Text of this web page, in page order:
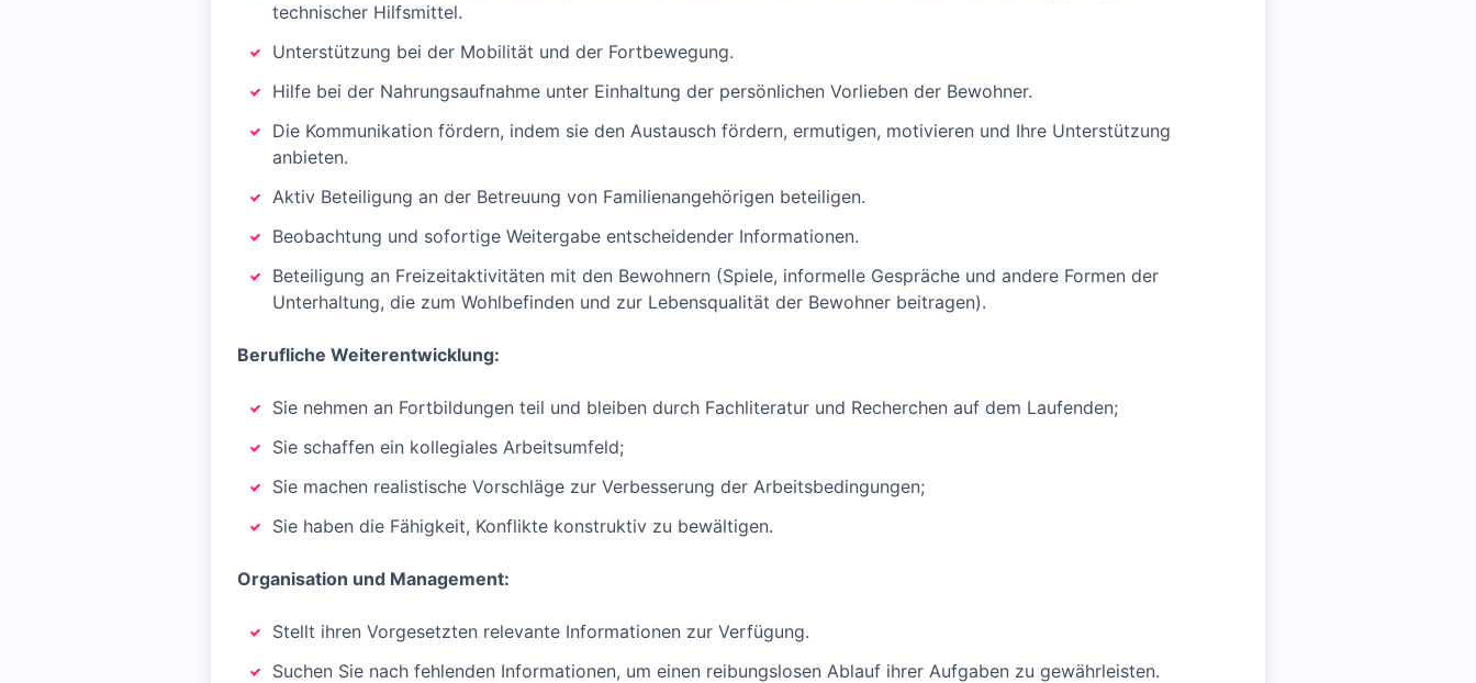
technischer Hilfsmittel.
Unterstützung bei der Mobilität und der Fortbewegung.
Hilfe bei der Nahrungsaufnahme unter Einhaltung der persönlichen Vorlieben der Bewohner.
Die Kommunikation fördern, indem sie den Austausch fördern, ermutigen, motivieren und Ihre Unterstützung
anbieten.
Aktiv Beteiligung an der Betreuung von Familienangehörigen beteiligen.
Beobachtung und sofortige Weitergabe entscheidender Informationen.
Beteiligung an Freizeitaktivitäten mit den Bewohnern (Spiele, informelle Gespräche und andere Formen der
Unterhaltung, die zum Wohlbefinden und zur Lebensqualität der Bewohner beitragen).
Berufliche Weiterentwicklung:
Sie nehmen an Fortbildungen teil und bleiben durch Fachliteratur und Recherchen auf dem Laufenden;
Sie schaffen ein kollegiales Arbeitsumfeld;
Sie machen realistische Vorschläge zur Verbesserung der Arbeitsbedingungen;
Sie haben die Fähigkeit, Konflikte konstruktiv zu bewältigen.
Organisation und Management:
Stellt ihren Vorgesetzten relevante Informationen zur Verfügung.
Suchen Sie nach fehlenden Informationen, um einen reibungslosen Ablauf ihrer Aufgaben zu gewährleisten.